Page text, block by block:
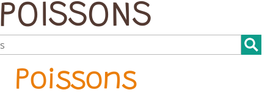
POISSONS
Poissons